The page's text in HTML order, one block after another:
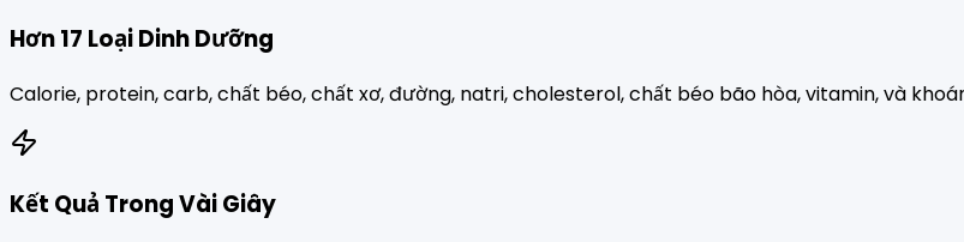
Hơn 17 Loại Dinh Dưỡng
Calorie, protein, carb, chất béo, chất xơ, đường, natri, cholesterol, chất béo bão hòa, vitamin, và
Kết Quả Trong Vài Giây